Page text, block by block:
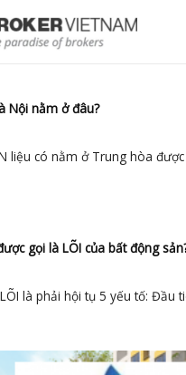
Nội nằm ở đâu?
liệu có nằm ở Trung hòa
gọi là LÕI của bất động
là phải hội tụ 5 yếu tố: Đầu